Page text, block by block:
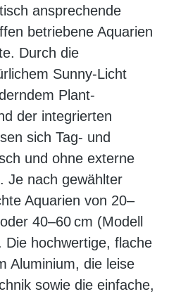
ansprechende
betriebene Aquarien
Durch die
Sunny-Licht
Plant-
der integrierten
sich Tag- und
und ohne externe
Je nach gewählter
Aquarien von 20–
40–60 cm (Modell
Die hochwertige, flache
Aluminium, die leise
sowie die einfache,